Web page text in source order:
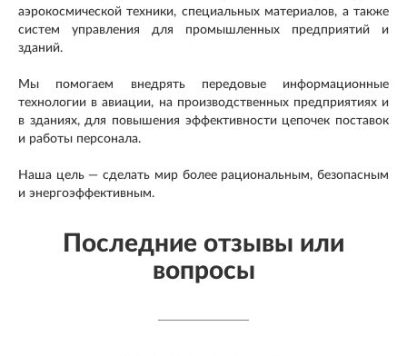
аэрокосмической техники, специальных материалов, а также
систем управления для промышленных предприятий и
зданий.
Мы помогаем внедрять передовые информационные
технологии в авиации, на производственных предприятиях и
в зданиях, для повышения эффективности цепочек поставок
и работы персонала.
Наша цель — сделать мир более рациональным, безопасным
и энергоэффективным.
Последние отзывы или
вопросы